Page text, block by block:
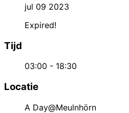
jul 09 2023
Expired!
Tijd
03:00 - 18:30
Locatie
A Day@Meulnhörn